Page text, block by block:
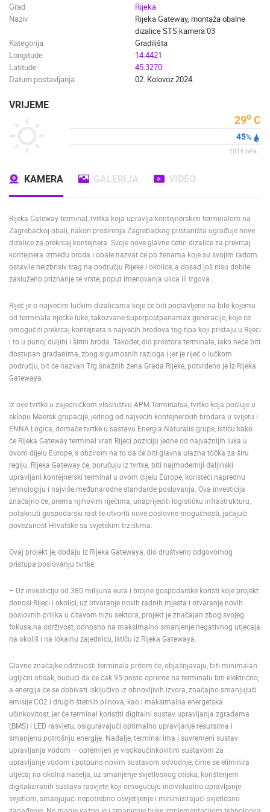
Grad
Rijeka
Naziv
Rijeka Gateway, montaža obalne
dizalice STS kamera 03
Kategorija
Gradilišta
Longitude
14.4421
Latitude
45.3270
Datum postavljanja
02. Kolovoz 2024.
VRIJEME
29o C
45%
1014 hPa
KAMERA GALERIJA VIDEO
Rijeka Gateway terminal, tvrtka koja upravlja kontejnerskim terminalom na
Zagrebačkoj obali, nakon proširenja Zagrebačkog pristaništa ugrađuje nove
dizalice za prekrcaj kontejnera. Svoje nove glavne četiri dizalice za prekrcaj
kontejnera između broda i obale nazvat će po ženama koje su svojim radom
ostavile neizbrisiv trag na području Rijeke i okolice, a dosad još nisu dobile
zasluženo priznanje te vrste, poput imenovanja ulica ili trgova.
Riječ je o najvećim lučkim dizalicama koje će biti postavljene na bilo kojemu
od terminala riječke luke, takozvane superpostpanamax generacije, koje će
omogućiti prekrcaj kontejnera s najvećih brodova tog tipa koji pristaju u Rijeci
i to u punoj duljini i širini broda. Također, dio prostora terminala, iako neće biti
dostupan građanima, zbog sigurnosnih razloga i jer je riječ o lučkom
području, bit će nazvan Trg snažnih žena Grada Rijeke, potvrđeno je iz Rijeka
Gatewaya.
Iz ove tvrtke u zajedničkom vlasništvu APM Terminalsa, tvrtke koja posluje u
sklopu Maersk grupacije, jednog od najvećih kontejnerskih brodara u svijetu i
ENNA Logica, domaće tvrtke u sastavu Energia Naturalis grupe, ističu kako
će Rijeka Gateway terminal vrati Rijeci poziciju jedne od najvažnijih luka u
ovom dijelu Europe, s obzirom na to da će biti glavna ulazna točka za širu
regiju. Rijeka Gateway će, poručuju iz tvrtke, biti najmoderniji daljinski
upravljani kontejnerski terminal u ovom dijelu Europe, koristeći naprednu
tehnologiju i najviše međunarodne standarde poslovanja. Ova investicija
značajno će, prema njihovim riječima, unaprijediti logističku infrastrukturu,
potaknuti gospodarski rast te otvoriti nove poslovne mogućnosti, jačajući
povezanost Hrvatske sa svjetskim tržištima.
Ovaj projekt je, dodaju iz Rijeka Gatewaya, dio društveno odgovornog
pristupa poslovanju tvrtke.
– Uz investiciju od 380 milijuna eura i brojne gospodarske koristi koje projekt
donosi Rijeci i okolici, uz otvaranje novih radnih mjesta i otvaranje novih
poslovnih prilika u čitavom nizu sektora, projekt je značajan zbog svojeg
fokusa na održivost, odnosno na maksimalno smanjenje negativnog utjecaja
na okoliš i na lokalnu zajednicu, ističu iz Rijeka Gatewaya.
Glavne značajke održivosti terminala pritom će, objašnjavaju, biti minimalan
ugljični otisak, budući da će čak 95 posto opreme na terminalu biti električno,
a energija će se dobivati isključivo iz obnovljivih izvora, značajno smanjujući
emisije CO2 i drugih štetnih plinova, kao i maksimalna energetska
učinkovitost, jer će terminal koristiti digitalni sustav upravljanja zgradama
(BMS) i LED rasvjetu, osiguravajući optimalno upravljanje resursima i
smanjenu potrošnju energije. Nadalje, terminal ima i suvremeni sustav
upravljanja vodom – opremljen je visokoučinkovitim sustavom za
upravljanje vodom i potpuno novim sustavom odvodnje, čime se eliminira
utjecaj na okolna naselja, uz smanjenje svjetlosnog otiska, korištenjem
digitaliziranih sustava rasvjete koji omogućuju individualno upravljanje
svjetlom, smanjujući nepotrebno osvjetljenje i minimizirajući svjetlosno